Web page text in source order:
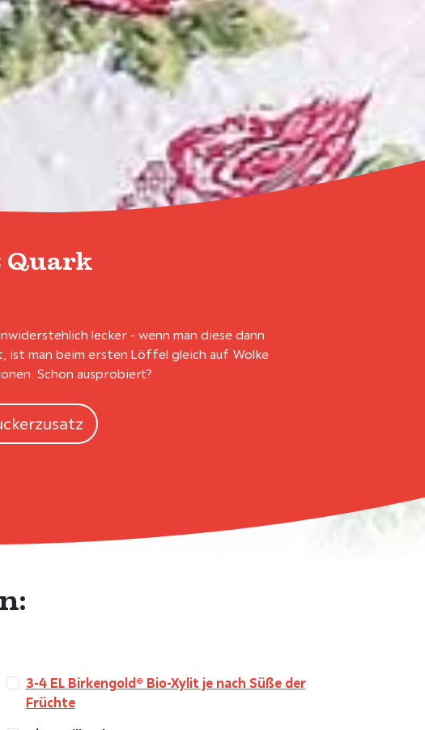
lecker - wenn man diese dann
ist man beim ersten Löffel gleich auf Wolke
Schon ausprobiert?
3-4 EL Birkengold® Bio-Xylit je nach Süße der
Früchte